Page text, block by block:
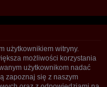
użytkownikiem witryny.
możliwości korzystania
użytkownikom nadać
zapoznaj się z naszym